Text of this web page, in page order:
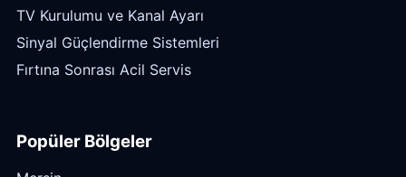
TV Kurulumu ve Kanal Ayarı
Sinyal Güçlendirme Sistemleri
Fırtına Sonrası Acil Servis
Popüler Bölgeler